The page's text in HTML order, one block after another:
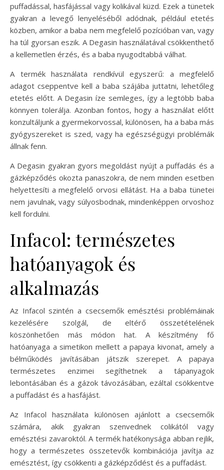
puffadással, hasfájással vagy kolikával küzd. Ezek a tünetek
gyakran a levegő lenyeléséből adódnak, például etetés
közben, amikor a baba nem megfelelő pozícióban van, vagy
ha túl gyorsan eszik. A Degasin használatával csökkenthető
a kellemetlen érzés, és a baba nyugodtabbá válhat.
A termék használata rendkívül egyszerű: a megfelelő
adagot cseppentve kell a baba szájába juttatni, lehetőleg
etetés előtt. A Degasin íze semleges, így a legtöbb baba
könnyen tolerálja. Azonban fontos, hogy a használat előtt
konzultáljunk a gyermekorvossal, különösen, ha a baba más
gyógyszereket is szed, vagy ha egészségügyi problémák
állnak fenn.
A Degasin gyakran gyors megoldást nyújt a puffadás és a
gázképződés okozta panaszokra, de nem minden esetben
helyettesíti a megfelelő orvosi ellátást. Ha a baba tünetei
nem javulnak, vagy súlyosbodnak, mindenképpen orvoshoz
kell fordulni.
Infacol: természetes
hatóanyagok és
alkalmazás
Az Infacol szintén a csecsemők emésztési problémáinak
kezelésére szolgál, de eltérő összetételének
köszönhetően más módon hat. A készítmény fő
hatóanyaga a simetikon mellett a papaya kivonat, amely a
bélműködés javításában játszik szerepet. A papaya
természetes enzimei segíthetnek a tápanyagok
lebontásában és a gázok távozásában, ezáltal csökkentve
a puffadást és a hasfájást.
Az Infacol használata különösen ajánlott a csecsemők
számára, akik gyakran szenvednek colikától vagy
emésztési zavaroktól. A termék hatékonysága abban rejlik,
hogy a természetes összetevők kombinációja javítja az
emésztést, így csökkenti a gázképződést és a puffadást.